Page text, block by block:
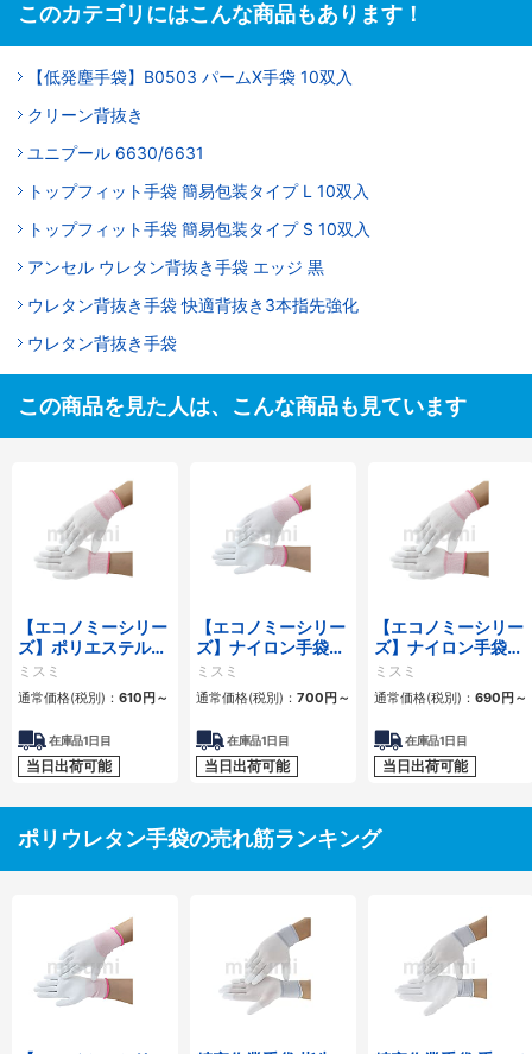
このカテゴリにはこんな商品もあります！
【低発塵手袋】B0503 パームX手袋 10双入
クリーン背抜き
ユニプール 6630/6631
トップフィット手袋 簡易包装タイプ L 10双入
トップフィット手袋 簡易包装タイプ S 10双入
アンセル ウレタン背抜き手袋 エッジ 黒
ウレタン背抜き手袋 快適背抜き3本指先強化
ウレタン背抜き手袋
この商品を見た人は、こんな商品も見ています
【エコノミーシリー
ズ】ポリエステル手
袋（指先PUコーテ
ィング）
ミスミ
通常価格(税別)： 610 円 ～
在庫品1日目
当日出荷可能
【エコノミーシリー
ズ】ナイロン手袋
（手のひらPUコー
ティング）
ミスミ
通常価格(税別)： 700 円 ～
在庫品1日目
当日出荷可能
【エコノミーシリー
ズ】ナイロン手袋
（指先PUコーティ
ング）
ミスミ
通常価格(税別)： 690 円 ～
在庫品1日目
当日出荷可能
ポリウレタン手袋の売れ筋ランキング